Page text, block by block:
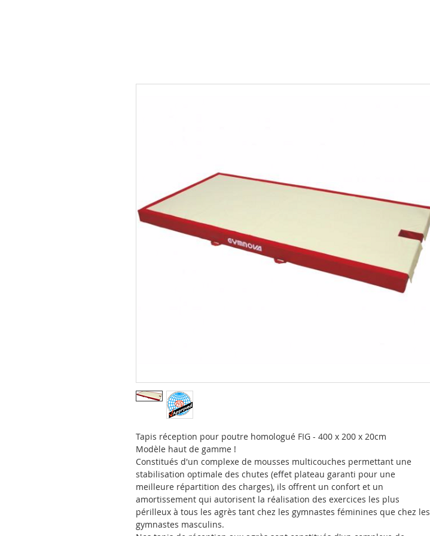
Tapis réception pour poutre homologué FIG - 400 x 200 x 20cm
Modèle haut de gamme !
Constitués d'un complexe de mousses multicouches permettant une
stabilisation optimale des chutes (effet plateau garanti pour une
meilleure répartition des charges), ils offrent un confort et un
amortissement qui autorisent la réalisation des exercices les plus
périlleux à tous les agrès tant chez les gymnastes féminines que chez les
gymnastes masculins.